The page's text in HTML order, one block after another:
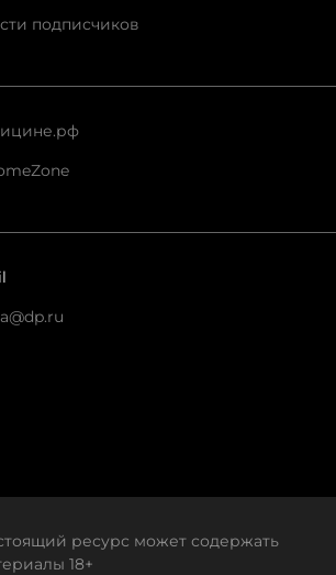
подписчиков
ресурс может содержать
18+